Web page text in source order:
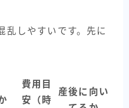
乱しやすいです。先に
費用目
安（時
産後に向い